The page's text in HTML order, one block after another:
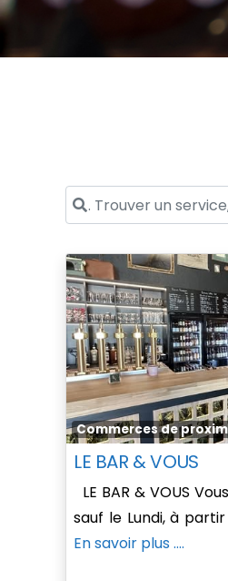
. Trouver un service,
Commerces de
LE BAR & VOUS
LE BAR & VOUS
sauf le Lundi, à
En savoir plus ....